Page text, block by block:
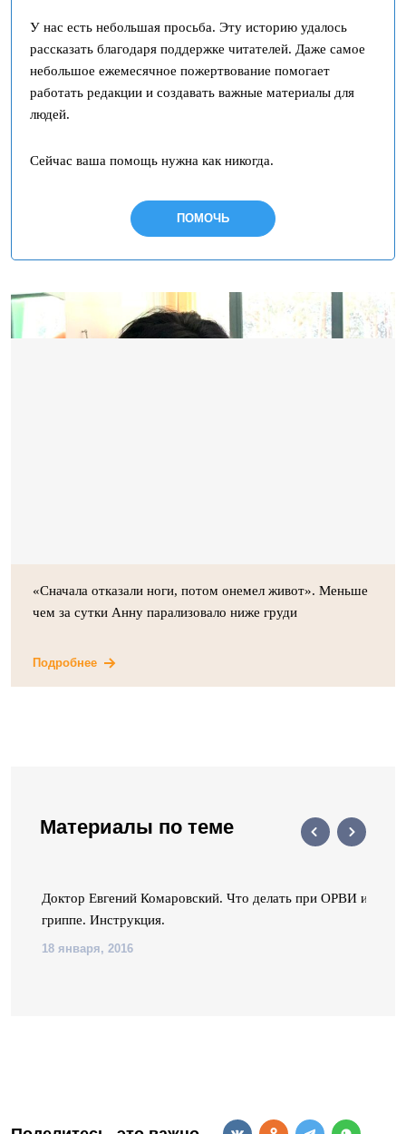
У нас есть небольшая просьба. Эту историю удалось
рассказать благодаря поддержке читателей. Даже самое
небольшое ежемесячное пожертвование помогает
работать редакции и создавать важные материалы для
людей.
Сейчас ваша помощь нужна как никогда.
ПОМОЧЬ
«Сначала отказали ноги, потом онемел живот». Меньше
чем за сутки Анну парализовало ниже груди
Подробнее
Материалы по теме
Доктор Евгений Комаровский. Что делать при ОРВИ и
гриппе. Инструкция.
18 января, 2016